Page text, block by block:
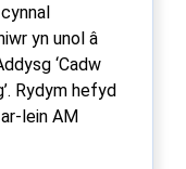
yn unol â
‘Cadw
Rydym hefyd
lein AM